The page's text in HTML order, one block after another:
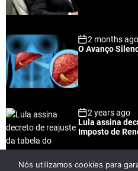
r
2 months ago
O Avanço
2 years ago
Lula assina
Imposto de
Nós utilizamos cookies para